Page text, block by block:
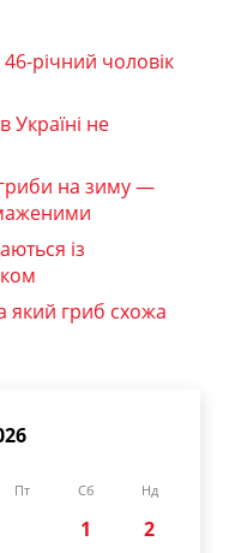
річний чоловік
Україні не
на зиму —
із
який гриб схожа
Пт Сб Нд
1
2